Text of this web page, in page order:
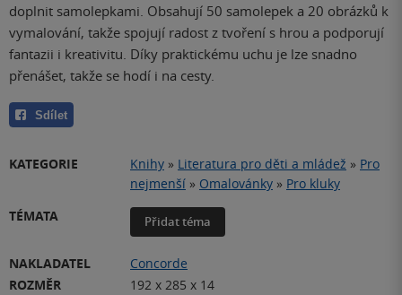
doplnit samolepkami. Obsahují 50 samolepek a 20 obrázků k
vymalování, takže spojují radost z tvoření s hrou a podporují
fantazii i kreativitu. Díky praktickému uchu je lze snadno
přenášet, takže se hodí i na cesty.
Sdílet
KATEGORIE Knihy » Literatura pro děti a mládež » Pro
nejmenší » Omalovánky » Pro kluky
TÉMATA
Přidat téma
NAKLADATEL
Concorde
ROZMĚR
192 x 285 x 14